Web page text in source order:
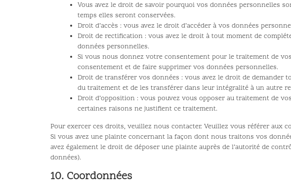
Vous avez le droit de savoir pourquoi vos données personnelles
temps elles seront conservées.
Droit d’accès : vous avez le droit d’accéder à vos données
Droit de rectification : vous avez le droit à tout moment de
données personnelles.
Si vous nous donnez votre consentement pour le traitement de
consentement et de faire supprimer vos données personnelles.
Droit de transférer vos données : vous avez le droit de demander
du traitement et de les transférer dans leur intégralité à un autre
Droit d’opposition : vous pouvez vous opposer au traitement de
certaines raisons ne justifient ce traitement.
Pour exercer ces droits, veuillez nous contacter. Veuillez vous référer aux
Si vous avez une plainte concernant la façon dont nous traitons vos
avez également le droit de déposer une plainte auprès de l’autorité de
données).
10. Coordonnées